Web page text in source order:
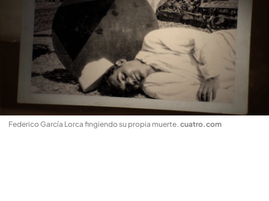
Federico García Lorca fingiendo su propia muerte. cuatro.com